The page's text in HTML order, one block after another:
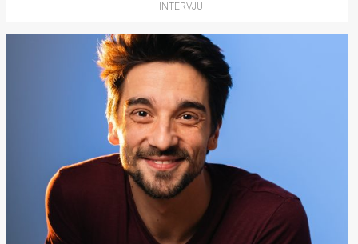
INTERVJU